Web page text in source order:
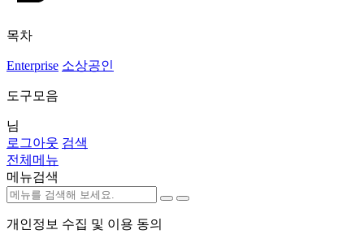
목차
Enterprise 소상공인
도구모음
님
로그아웃 검색
전체메뉴
메뉴검색
개인정보 수집 및 이용 동의